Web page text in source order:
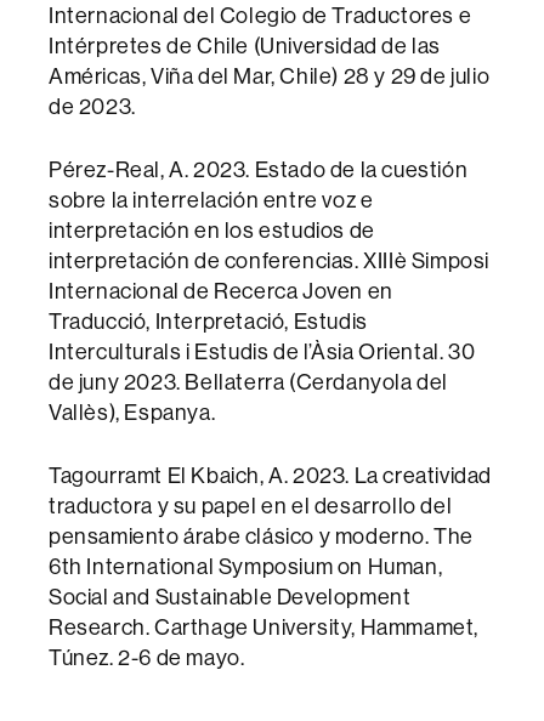
Internacional del Colegio de Traductores e
Intérpretes de Chile (Universidad de las
Américas, Viña del Mar, Chile) 28 y 29 de julio
de 2023.
Pérez-Real, A. 2023. Estado de la cuestión
sobre la interrelación entre voz e
interpretación en los estudios de
interpretación de conferencias. XIIIè Simposi
Internacional de Recerca Joven en
Traducció, Interpretació, Estudis
Interculturals i Estudis de l’Àsia Oriental. 30
de juny 2023. Bellaterra (Cerdanyola del
Vallès), Espanya.
Tagourramt El Kbaich, A. 2023. La creatividad
traductora y su papel en el desarrollo del
pensamiento árabe clásico y moderno. The
6th International Symposium on Human,
Social and Sustainable Development
Research. Carthage University, Hammamet,
Túnez. 2-6 de mayo.